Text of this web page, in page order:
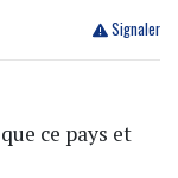
Signaler
ce pays et